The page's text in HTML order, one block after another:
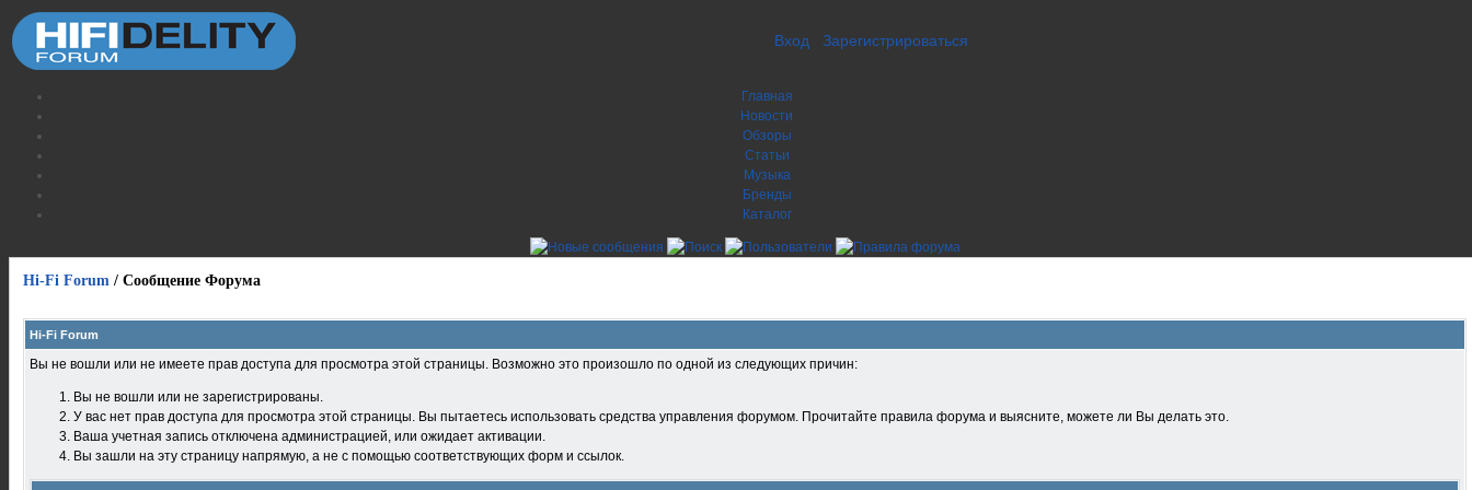
Вход Зарегистрироваться
Главная
Новости
Обзоры
Статьи
Музыка
Бренды
Каталог
Hi-Fi Forum / Сообщение Форума
Hi-Fi Forum
Вы не вошли или не имеете прав доступа для просмотра этой страницы. Возможно это произошло по одной из следующих причин:
Вы не вошли или не зарегистрированы.
У вас нет прав доступа для просмотра этой страницы. Вы пытаетесь использовать средства управления форумом. Прочитайте правила форума и выясните, можете ли Вы делать это.
Ваша учетная запись отключена администрацией, или ожидает активации.
Вы зашли на эту страницу напрямую, а не с помощью соответствующих форм и ссылок.